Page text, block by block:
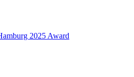
2025 Award